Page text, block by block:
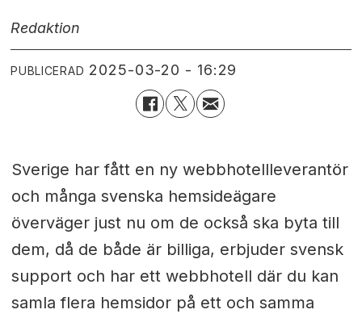
Redaktion
PUBLICERAD 2025-03-20 - 16:29
Sverige har fått en ny webbhotellleverantör
och många svenska hemsideägare
överväger just nu om de också ska byta till
dem, då de både är billiga, erbjuder svensk
support och har ett webbhotell där du kan
samla flera hemsidor på ett och samma